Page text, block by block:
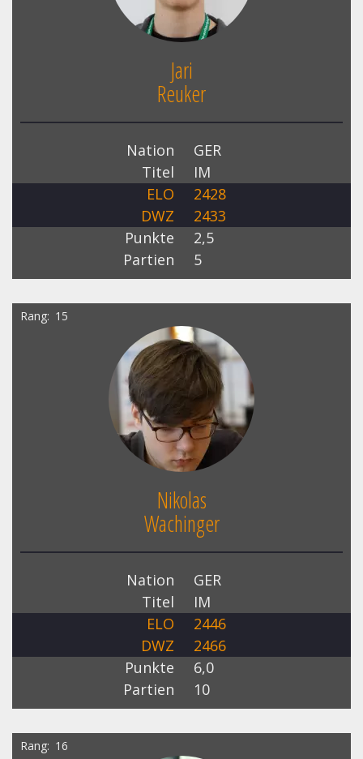
Jari
Reuker
Nation
GER
Titel
IM
ELO
2428
DWZ
2433
Punkte
2,5
Partien
5
Rang 15
Nikolas
Wachinger
Nation
GER
Titel
IM
ELO
2446
DWZ
2466
Punkte
6,0
Partien
10
Rang 16